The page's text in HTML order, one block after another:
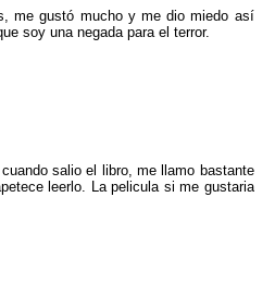
me gustó mucho y me dio miedo así
soy una negada para el terror.
salio el libro, me llamo bastante
leerlo. La pelicula si me gustaria